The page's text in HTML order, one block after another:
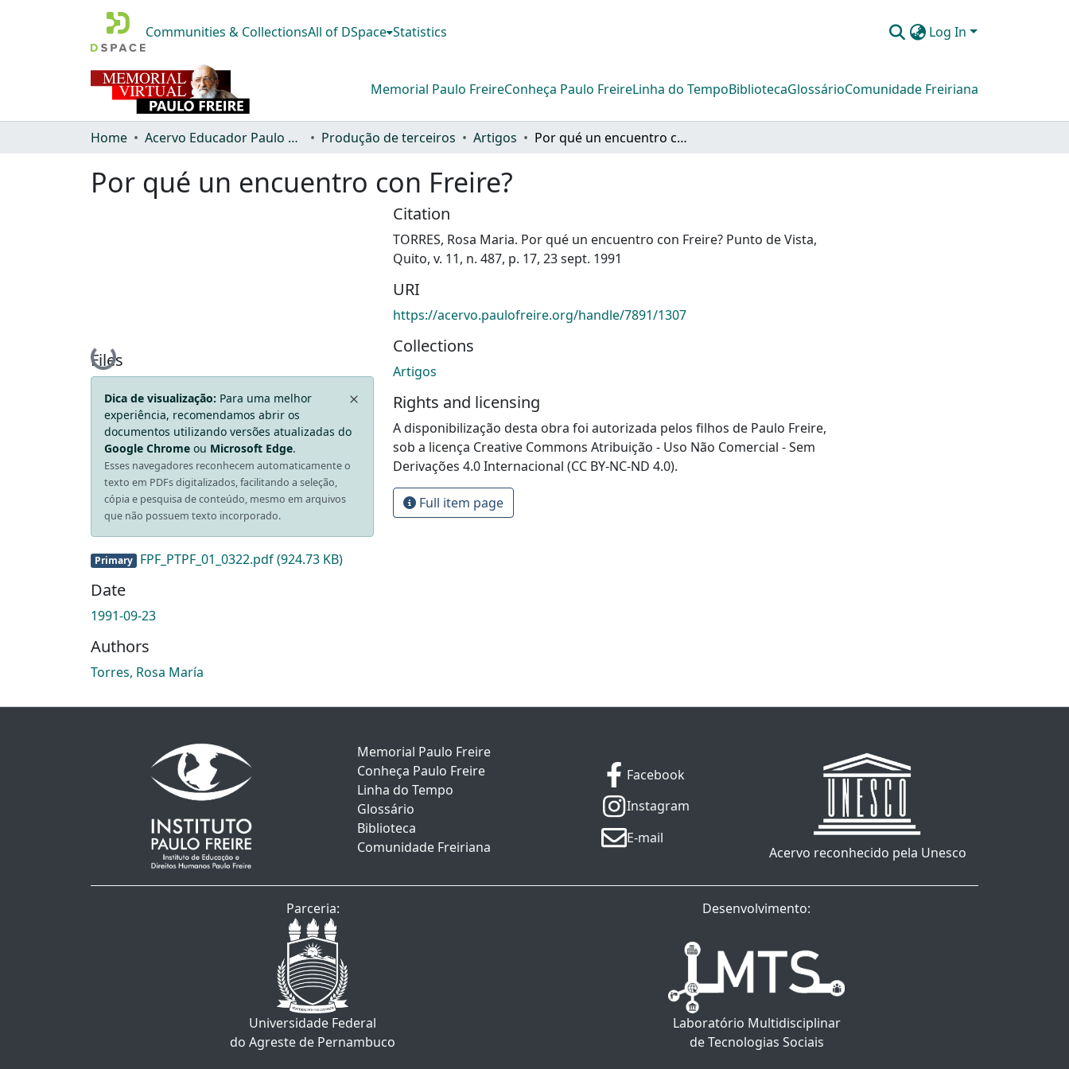
Communities & CollectionsAll of DSpace Statistics Log In
Memorial Paulo FreireConheça Paulo FreireLinha do TempoBibliotecaGlossárioComunidade Freiriana
Home Acervo Educador Paulo Freire Produção de terceiros Artigos Por qué un encuentro con Freire?
Por qué un encuentro con Freire?
Loading...
Files
Dica de visualização: Para uma melhor
experiência, recomendamos abrir os
documentos utilizando versões atualizadas do
Google Chrome ou Microsoft Edge.
Esses navegadores reconhecem automaticamente o
texto em PDFs digitalizados, facilitando a seleção,
cópia e pesquisa de conteúdo, mesmo em arquivos
que não possuem texto incorporado.
Primary FPF_PTPF_01_0322.pdf(924.73 KB)
Date
1991-09-23
Authors
Torres, Rosa María
Citation
TORRES, Rosa Maria. Por qué un encuentro con Freire? Punto de Vista,
Quito, v. 11, n. 487, p. 17, 23 sept. 1991
URI
https://acervo.paulofreire.org/handle/7891/1307
Collections
Artigos
Rights and licensing
A disponibilização desta obra foi autorizada pelos filhos de Paulo Freire,
sob a licença Creative Commons Atribuição - Uso Não Comercial - Sem
Derivações 4.0 Internacional (CC BY-NC-ND 4.0).
Full item page
Memorial Paulo Freire
Conheça Paulo Freire
Linha do Tempo
Glossário
Biblioteca
Comunidade Freiriana
Facebook
Instagram
E-mail
Acervo reconhecido pela Unesco
Parceria:
Universidade Federal
do Agreste de Pernambuco
Desenvolvimento:
Laboratório Multidisciplinar
de Tecnologias Sociais